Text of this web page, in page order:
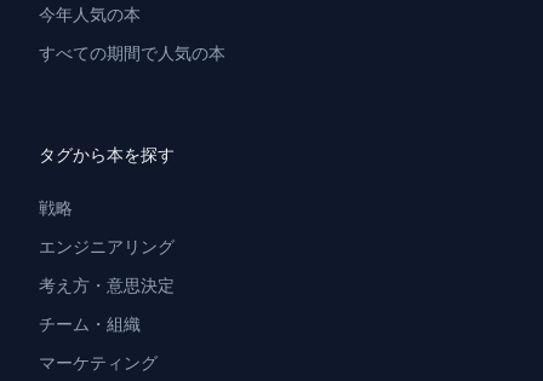
今年人気の本
すべての期間で人気の本
タグから本を探す
戦略
エンジニアリング
考え方・意思決定
チーム・組織
マーケティング